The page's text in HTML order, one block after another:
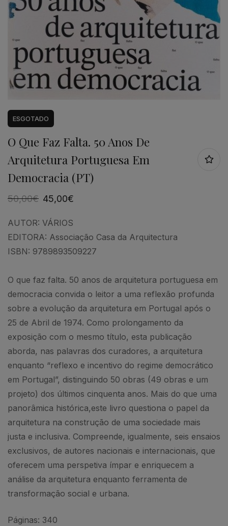
ESGOTADO
O Que Faz Falta. 50 Anos De
Arquitetura Portuguesa Em
Democracia (PT)
50,00€ 45,00€
AUTOR: VÁRIOS
EDITORA: Associação Casa da Arquitectura
ISBN: 9789893509227
O que faz falta. 50 anos de arquitetura portuguesa em
democracia convida o leitor a uma reflexão profunda
sobre a evolução da arquitetura em Portugal após o
25 de Abril de 1974. Como prolongamento da
exposição com o mesmo título, esta publicação
aborda, nas palavras dos curadores, a arquitetura
enquanto “reflexo e incentivo do regime democrático
em Portugal”, distinguindo 50 obras (49 obras e um
projeto) dos últimos cinquenta anos. Mais do que uma
panorâmica histórica,este livro questiona o papel da
arquitetura na construção de uma sociedade mais
justa e inclusiva. Compreende, igualmente, seis ensaios
exclusivos, de autores nacionais e internacionais, que
oferecem uma perspetiva ímpar e enriquecem a
análise da arquitetura enquanto ferramenta de
transformação social e urbana.
Páginas: 340